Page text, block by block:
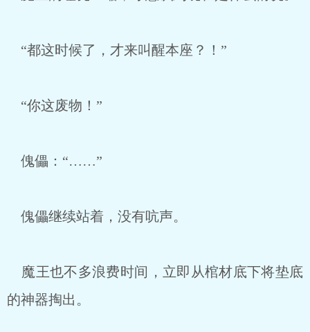
“都这时候了，才来叫醒本座？！”
“你这废物！”
傀儡：“……”
傀儡继续站着，没有吭声。
魔王也不多浪费时间，立即从棺材底下将垫底
的神器掏出。